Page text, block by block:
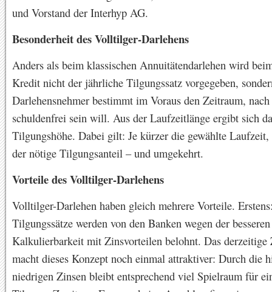
und Vorstand der Interhyp AG.
Besonderheit des Volltilger-Darlehens
Anders als beim klassischen Annuitätendarlehen wird
Kredit nicht der jährliche Tilgungssatz vorgegeben,
Darlehensnehmer bestimmt im Voraus den Zeitraum,
schuldenfrei sein will. Aus der Laufzeitlänge ergibt sich
Tilgungshöhe. Dabei gilt: Je kürzer die gewählte Laufzeit,
der nötige Tilgungsanteil – und umgekehrt.
Vorteile des Volltilger-Darlehens
Volltilger-Darlehen haben gleich mehrere Vorteile.
Tilgungssätze werden von den Banken wegen der besseren
Kalkulierbarkeit mit Zinsvorteilen belohnt. Das derzeitige
macht dieses Konzept noch einmal attraktiver: Durch die
niedrigen Zinsen bleibt entsprechend viel Spielraum für